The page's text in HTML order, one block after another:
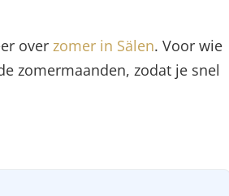
over zomer in Sälen. Voor wie
zomermaanden, zodat je snel